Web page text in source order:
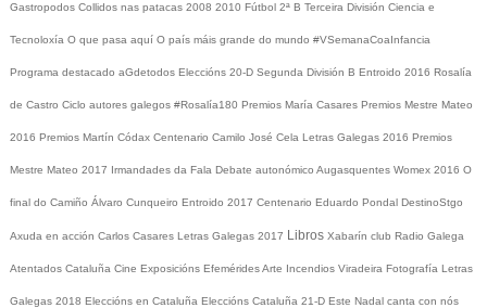
Gastropodos Collidos nas patacas 2008 2010 Fútbol 2ª B Terceira División Ciencia e
Tecnoloxía O que pasa aquí O país máis grande do mundo #VSemanaCoaInfancia
Programa destacado aGdetodos Eleccións 20-D Segunda División B Entroido 2016 Rosalía
de Castro Ciclo autores galegos #Rosalía180 Premios María Casares Premios Mestre Mateo
2016 Premios Martín Códax Centenario Camilo José Cela Letras Galegas 2016 Premios
Mestre Mateo 2017 Irmandades da Fala Debate autonómico Augasquentes Womex 2016 O
final do Camiño Álvaro Cunqueiro Entroido 2017 Centenario Eduardo Pondal DestinoStgo
Axuda en acción Carlos Casares Letras Galegas 2017 Libros Xabarín club Radio Galega
Atentados Cataluña Cine Exposicións EfeméridesArte Incendios Viradeira Fotografía Letras
Galegas 2018 Eleccións en Cataluña Eleccións Cataluña 21-D Este Nadal canta con nós